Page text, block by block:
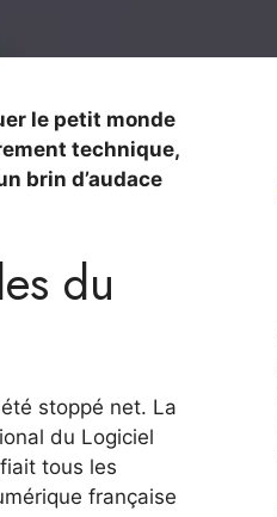
le petit monde
technique,
brin d’audace
du
stoppé net. La
du Logiciel
tous les
française